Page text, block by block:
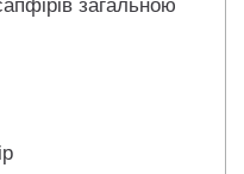
загальною